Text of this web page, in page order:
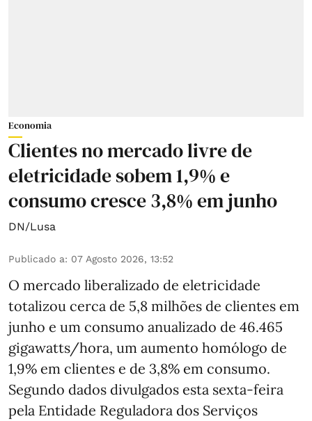
Economia
Clientes no mercado livre de
eletricidade sobem 1,9% e
consumo cresce 3,8% em junho
DN/Lusa
Publicado a: 07 Agosto 2026, 13:52
O mercado liberalizado de eletricidade
totalizou cerca de 5,8 milhões de clientes em
junho e um consumo anualizado de 46.465
gigawatts/hora, um aumento homólogo de
1,9% em clientes e de 3,8% em consumo.
Segundo dados divulgados esta sexta-feira
pela Entidade Reguladora dos Serviços